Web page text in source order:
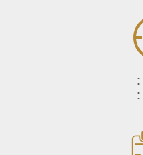
:
: